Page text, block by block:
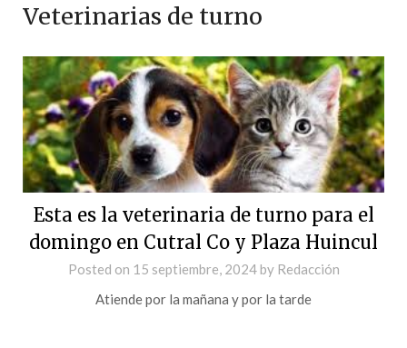
Veterinarias de turno
Esta es la veterinaria de turno para el
domingo en Cutral Co y Plaza Huincul
Posted on 15 septiembre, 2024by Redacción
Atiende por la mañana y por la tarde